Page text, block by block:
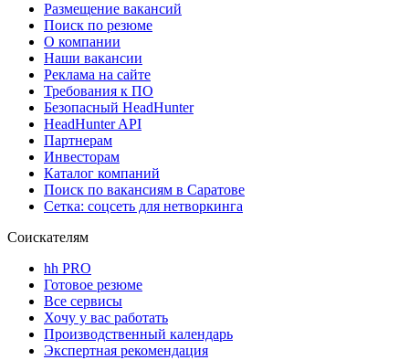
Размещение вакансий
Поиск по резюме
О компании
Наши вакансии
Реклама на сайте
Требования к ПО
Безопасный HeadHunter
HeadHunter API
Партнерам
Инвесторам
Каталог компаний
Поиск по вакансиям в Саратове
Сетка: соцсеть для нетворкинга
Соискателям
hh PRO
Готовое резюме
Все сервисы
Хочу у вас работать
Производственный календарь
Экспертная рекомендация